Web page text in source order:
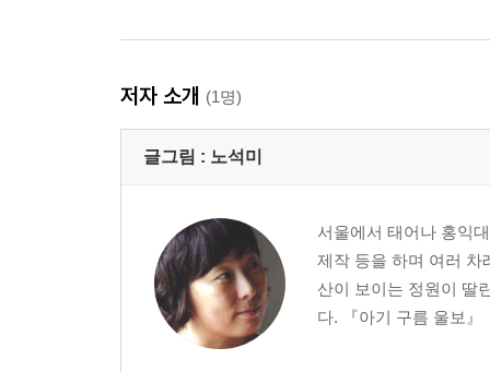
저자 소개 (1명)
글그림 : 노석미
서울에서 태어나 홍익
제작 등을 하며 여러 차
산이 보이는 정원이 딸
다. 『아기 구름 울보』